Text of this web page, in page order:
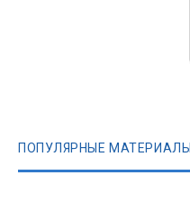
ПОПУЛЯРНЫЕ МАТЕРИАЛЫ